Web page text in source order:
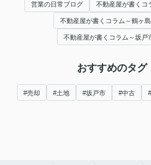
営業の日常ブログ 不動産屋が書くコ
不動産屋が書くコラム～鶴ヶ
不動産屋が書くコラム～坂戸
おすすめのタグ
#売却 #土地 #坂戸市 #中古